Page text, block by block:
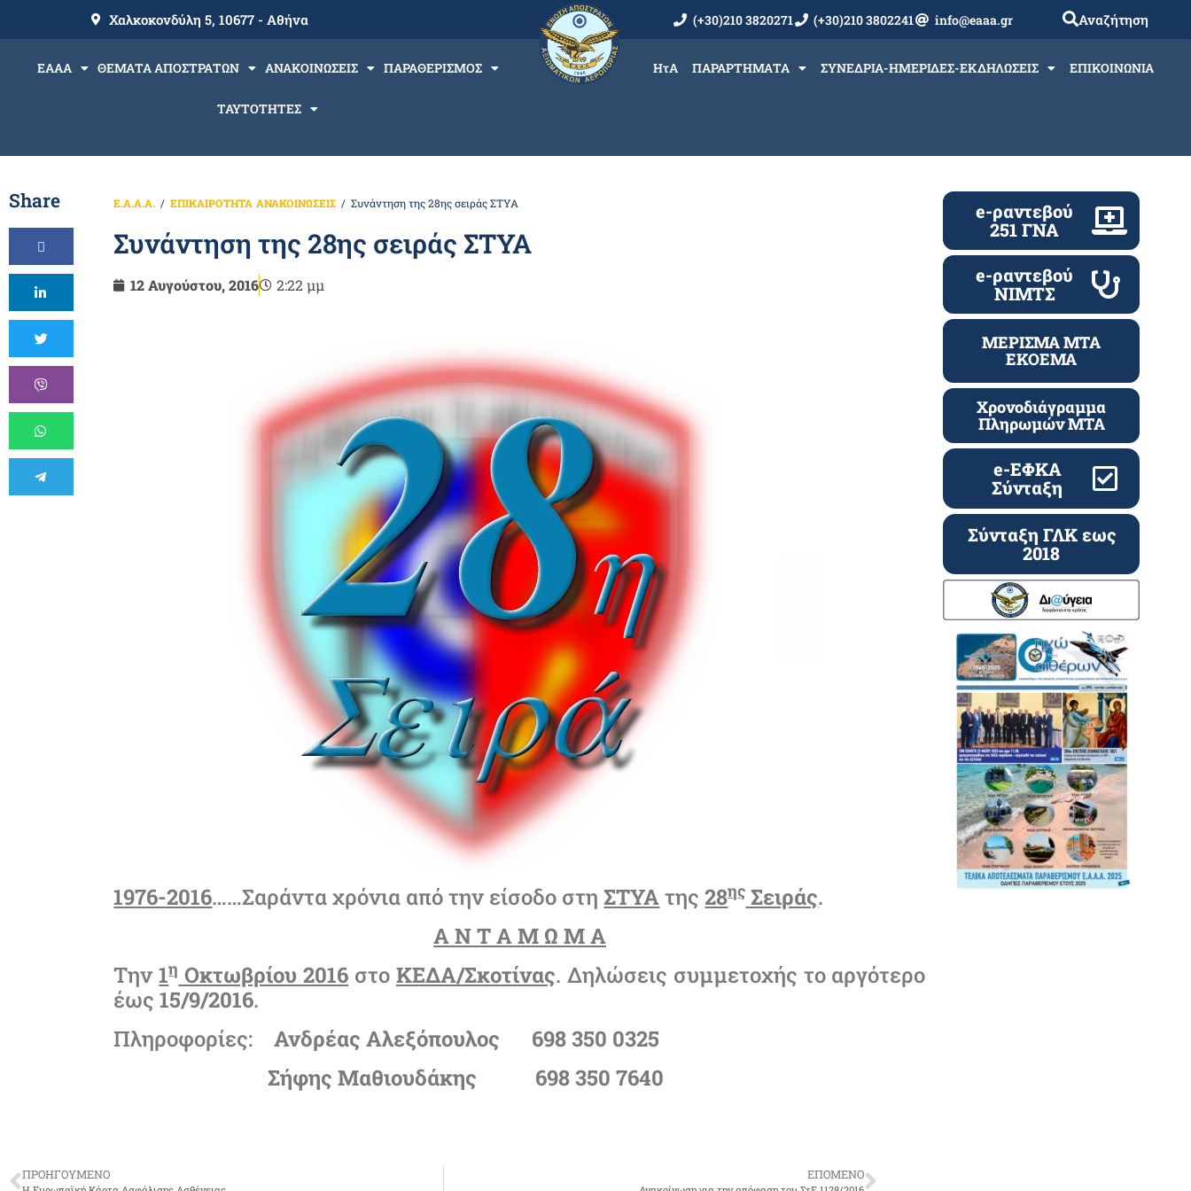
Χαλκοκονδύλη 5, 10677 - Αθήνα (+30)210 3820271 (+30)210 3802241 info@eaaa.gr Αναζήτηση
ΕΑΑΑ ΘΕΜΑΤΑ ΑΠΟΣΤΡΑΤΩΝ ΑΝΑΚΟΙΝΩΣΕΙΣ ΠΑΡΑΘΕΡΙΣΜΟΣ
ΤΑΥΤΟΤΗΤΕΣ
ΗτΑ ΠΑΡΑΡΤΗΜΑΤΑ ΣΥΝΕΔΡΙΑ-ΗΜΕΡΙΔΕΣ-ΕΚΔΗΛΩΣΕΙΣ ΕΠΙΚΟΙΝΩΝΙΑ
Share Ε.Α.Α.Α. ΕΠΙΚΑΙΡΟΤΗΤΑ ΑΝΑΚΟΙΝΩΣΕΙΣ Συνάντηση της 28ης σειράς ΣΤΥΑ
Συνάντηση της 28ης σειράς ΣΤΥΑ
12 Αυγούστου, 2016 2:22 μμ
1976-2016……Σαράντα χρόνια από την είσοδο στηΣΤΥΑτης28ης Σειράς.
Α Ν Τ Α Μ Ω Μ Α
Την1η Οκτωβρίου 2016 στο ΚΕΔΑ/Σκοτίνας. Δηλώσεις συμμετοχής το αργότερο
έως15/9/2016.
Πληροφορίες:Ανδρέας Αλεξόπουλος 698 350 0325
Σήφης Μαθιουδάκης 698 350 7640
e-ραντεβού
251 ΓΝΑ
e-ραντεβού
ΝΙΜΤΣ
ΜΕΡΙΣΜΑ ΜΤΑ
ΕΚΟΕΜΑ
Χρονοδιάγραμμα
Πληρωμών ΜΤΑ
e-ΕΦΚΑ
Σύνταξη
Σύνταξη ΓΛΚ εως
2018
ΠΡΟΗΓΟΥΜΕΝΟ ΕΠΟΜΕΝΟ